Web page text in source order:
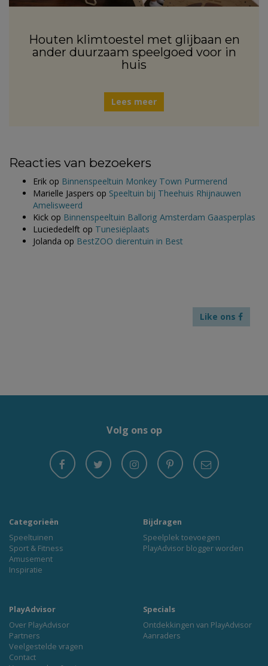
Houten klimtoestel met glijbaan en
ander duurzaam speelgoed voor in
huis
Lees meer
Reacties van bezoekers
Erik op Binnenspeeltuin Monkey Town Purmerend
Marielle Jaspers op Speeltuin bij Theehuis Rhijnauwen
Amelisweerd
Kick op Binnenspeeltuin Ballorig Amsterdam Gaasperplas
Luciededelft op Tunesiëplaats
Jolanda op BestZOO dierentuin in Best
Like ons
Volg ons op
Categorieën
Speeltuinen
Sport & Fitness
Amusement
Inspiratie
Bijdragen
Speelplek toevoegen
PlayAdvisor blogger worden
PlayAdvisor
Over PlayAdvisor
Partners
Veelgestelde vragen
Contact
Specials
Ontdekkingen van PlayAdvisor
Aanraders